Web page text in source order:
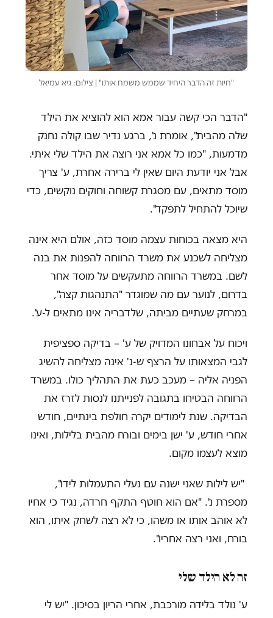
"חיות זה הדבר היחיד שממש משמח אותו" | צילום: גיא עמיאל
"הדבר הכי קשה עבור אמא הוא להוציא את הילד
שלה מהבית", אומרת נ', ברגע נדיר שבו קולה נחנק
מדמעות, "כמו כל אמא אני רוצה את הילד שלי איתי.
אבל אני יודעת היום שאין לי ברירה אחרת, ע' צריך
מוסד מתאים, עם מסגרת קשוחה וחוקים נוקשים, כדי
שיוכל להתחיל לתפקד".
היא מצאה בכוחות עצמה מוסד כזה, אולם היא אינה
מצליחה לשכנע את משרד הרווחה להפנות את בנה
לשם. במשרד הרווחה מתעקשים על מוסד אחר
בדרום, לנוער עם מה שמוגדר "התנהגות קצה",
במרחק שעתיים מביתה, שלדבריה אינו מתאים ל-ע'.
ויכוח על אבחונו המדויק של ע' – בדיקה ספציפית
לגבי המצאותו על הרצף ש-נ' אינה מצליחה להשיג
הפניה אליה – מעכב כעת את התהליך כולו. במשרד
הרווחה הבטיחו בתגובה לפנייתנו לנסות לזרז את
הבדיקה. שנת לימודים יקרה חולפת בינתיים, חודש
אחרי חודש, ע' ישן בימים ובורח מהבית בלילות, ואינו
מוצא לעצמו מקום.
"יש לילות שאני ישנה עם נעלי התעמלות לידו",
מספרת נ'. "אם הוא חוטף התקף חרדה, נגיד כי אחיו
לא אוהב אותו או משהו, כי לא רצה לשחק איתו, הוא
בורח, ואני רצה אחריו".
זה לא הילד שלי
ע' נולד בלידה מורכבת, אחרי הריון בסיכון. "יש לי